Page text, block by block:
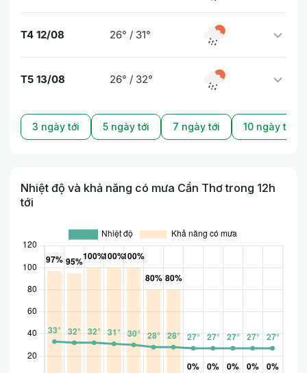
T4 12/08 26° / 31°
T5 13/08 26° / 32°
3 ngày tới 5 ngày tới 7 ngày tới 10 ngày tới
Nhiệt độ và khả năng có mưa Cần Thơ trong 12h
tới